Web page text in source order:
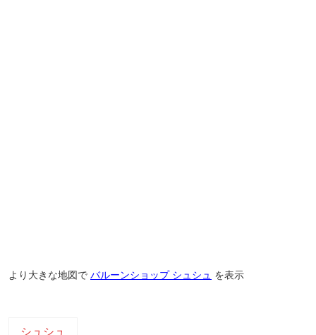
より大きな地図で バルーンショップ シュシュ を表示
シュシュ